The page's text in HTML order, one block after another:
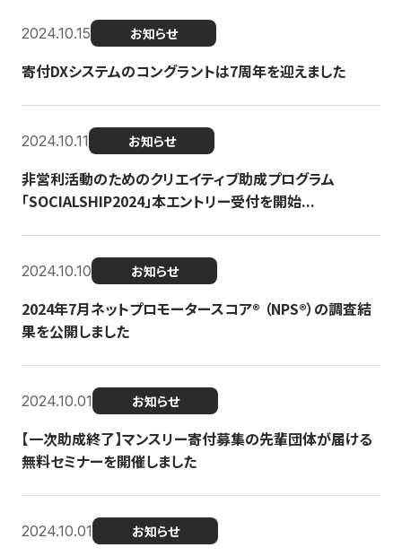
2024.10.15 お知らせ
寄付DXシステムのコングラントは7周年を迎えました
2024.10.11 お知らせ
非営利活動のためのクリエイティブ助成プログラム
「SOCIALSHIP2024」本エントリー受付を開始...
2024.10.10 お知らせ
2024年7月ネットプロモータースコア®︎ （NPS®︎）の調査結
果を公開しました
2024.10.01 お知らせ
【一次助成終了】マンスリー寄付募集の先輩団体が届ける
無料セミナーを開催しました
2024.10.01 お知らせ